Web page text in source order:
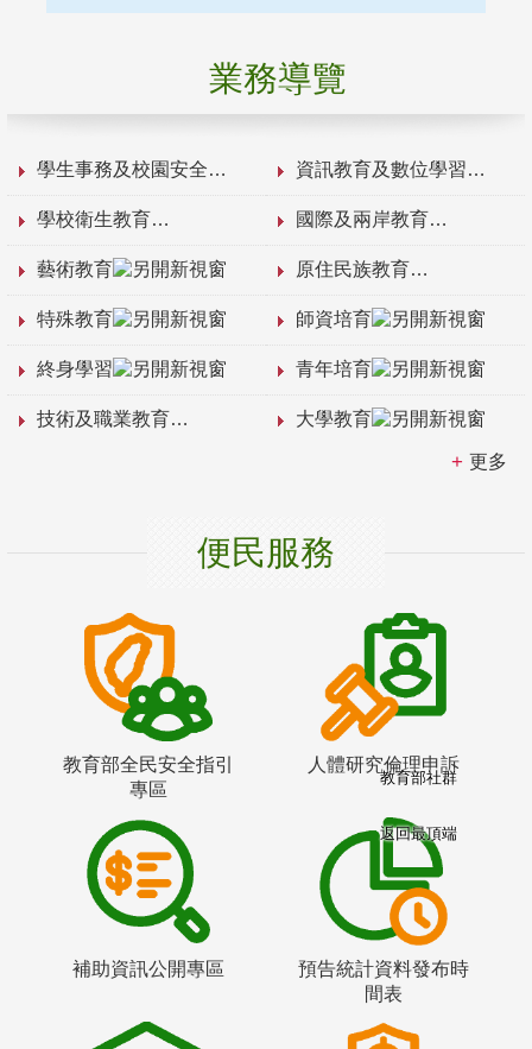
業務導覽
學生事務及校園安全 資訊教育及數位學習
學校衛生教育 國際及兩岸教育
藝術教育 原住民族教育
特殊教育 師資培育
終身學習 青年培育
技術及職業教育 大學教育
更多
便民服務
教育部全民安全指引
專區
人體研究倫理申訴
補助資訊公開專區
預告統計資料發布時
間表
教育部社群
返回最頂端